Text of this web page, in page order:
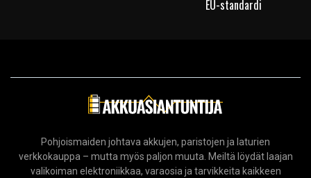
EU-standardi
Pohjoismaiden johtava akkujen, paristojen ja laturien
verkkokauppa – mutta myös paljon muuta. Meiltä löydät laajan
valikoiman elektroniikkaa, varaosia ja tarvikkeita kaikkeen